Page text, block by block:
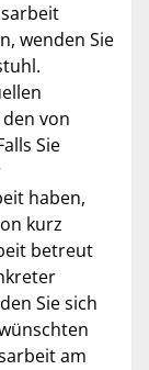
wenden Sie
von
Sie
haben,
kurz
betreut
Sie sich
am